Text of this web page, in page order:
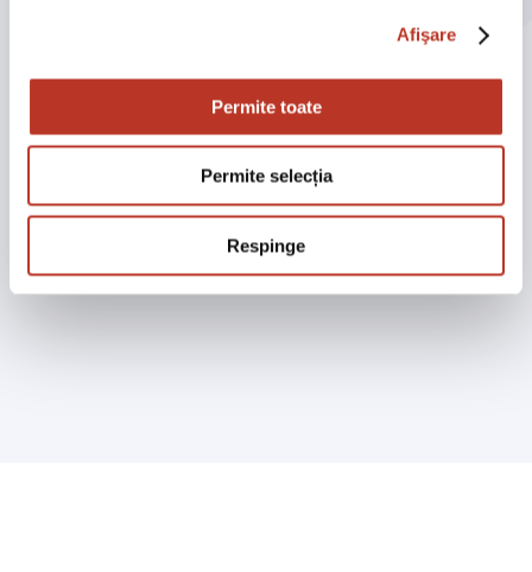
Afişare
Permite toate
Permite selecția
Respinge
Recomandări pozitive pe toate locatiile din grup
Popularitatea restaurantelor91%